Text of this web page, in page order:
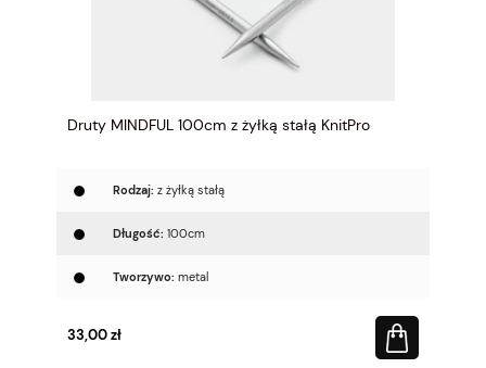
Druty MINDFUL 100cm z żyłką stałą KnitPro
Rodzaj: z żyłką stałą
Długość: 100cm
Tworzywo: metal
33,00 zł